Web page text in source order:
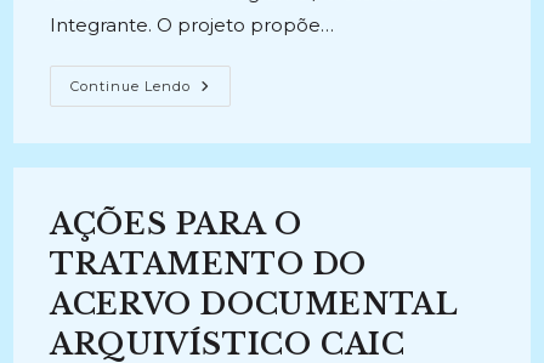
Integrante. O projeto propõe…
Continue Lendo DESCRIÇÃO
DO
GUARDA
JUSTIÇA
FEDERAL
DE
RIO
GRANDE
(2013-
2016)
AÇÕES PARA O
TRATAMENTO DO
ACERVO DOCUMENTAL
ARQUIVÍSTICO CAIC